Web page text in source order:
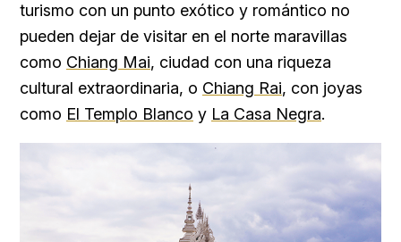
turismo con un punto exótico y romántico no
pueden dejar de visitar en el norte maravillas
como Chiang Mai, ciudad con una riqueza
cultural extraordinaria, o Chiang Rai, con joyas
como El Templo Blanco y La Casa Negra.